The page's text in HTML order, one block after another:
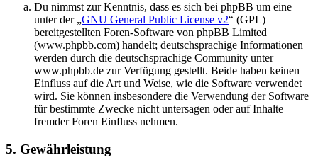
Du nimmst zur Kenntnis, dass es sich bei phpBB um eine
unter der „GNU General Public License v2“ (GPL)
bereitgestellten Foren-Software von phpBB Limited
(www.phpbb.com) handelt; deutschsprachige Informationen
werden durch die deutschsprachige Community unter
www.phpbb.de zur Verfügung gestellt. Beide haben keinen
Einfluss auf die Art und Weise, wie die Software verwendet
wird. Sie können insbesondere die Verwendung der Software
für bestimmte Zwecke nicht untersagen oder auf Inhalte
fremder Foren Einfluss nehmen.
5. Gewährleistung